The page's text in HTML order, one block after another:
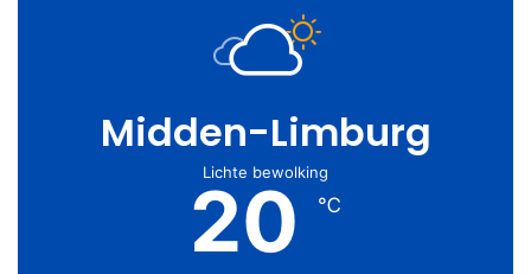
Midden-Limburg
Lichte bewolking
20 ℃